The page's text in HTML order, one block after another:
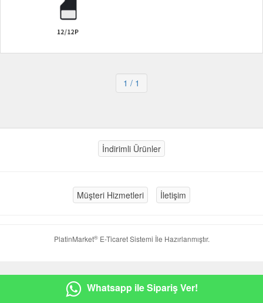
1 / 1
İndirimli Ürünler
Müşteri Hizmetleri İletişim
PlatinMarket®E-Ticaret Sistemi İle Hazırlanmıştır.
Whatsapp ile Sipariş Ver!